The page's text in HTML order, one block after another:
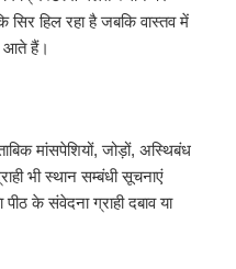
हिल रहा है जबकि वास्तव में
आते हैं।
मांसपेशियों, जोड़ों, अस्थिबंध
भी स्थान सम्बंधी सूचनाएं
के संवेदना ग्राही दबाव या